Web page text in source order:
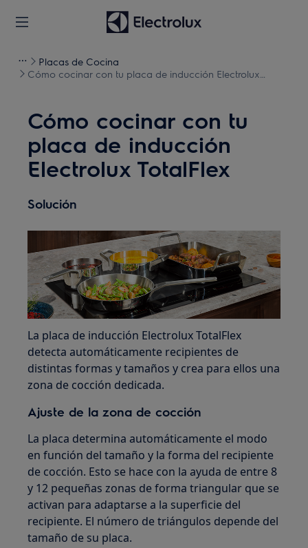
Placas de Cocina
Cómo cocinar con tu placa de inducción Electrolux
Cómo cocinar con tu
placa de inducción
Electrolux TotalFlex
Solución
La placa de inducción Electrolux TotalFlex
detecta automáticamente recipientes de
distintas formas y tamaños y crea para ellos una
zona de cocción dedicada.
Ajuste de la zona de cocción
La placa determina automáticamente el modo
en función del tamaño y la forma del recipiente
de cocción. Esto se hace con la ayuda de entre 8
y 12 pequeñas zonas de forma triangular que se
activan para adaptarse a la superficie del
recipiente. El número de triángulos depende del
tamaño de su placa.